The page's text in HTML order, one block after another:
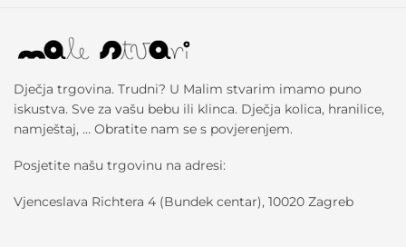
Dječja trgovina. Trudni? U Malim stvarim imamo puno
iskustva. Sve za vašu bebu ili klinca. Dječja kolica, hranilice,
namještaj, … Obratite nam se s povjerenjem.
Posjetite našu trgovinu na adresi:
Vjenceslava Richtera 4 (Bundek centar), 10020 Zagreb